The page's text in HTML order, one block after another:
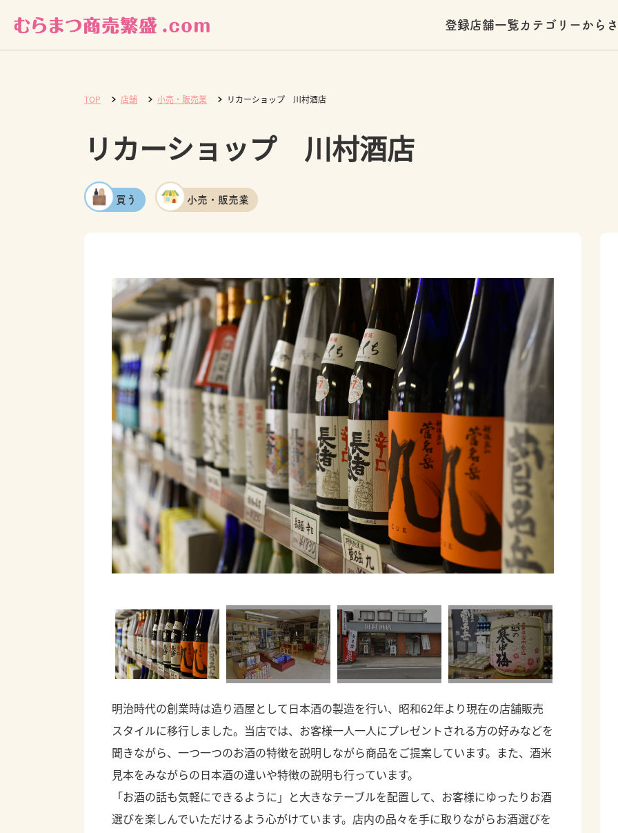
登録店舗一覧 カテゴリーから
TOP 店舗 小売・販売業 リカーショップ 川村酒店
リカーショップ 川村酒店
買う 小売・販売業
明治時代の創業時は造り酒屋として日本酒の製造を行い、昭和62年より現在の店舗販売
スタイルに移行しました。当店では、お客様一人一人にプレゼントされる方の好みなどを
聞きながら、一つ一つのお酒の特徴を説明しながら商品をご提案しています。また、酒米
見本をみながらの日本酒の違いや特徴の説明も行っています。
「お酒の話も気軽にできるように」と大きなテーブルを配置して、お客様にゆったりお酒
選びを楽しんでいただけるよう心がけています。店内の品々を手に取りながらお酒選びを